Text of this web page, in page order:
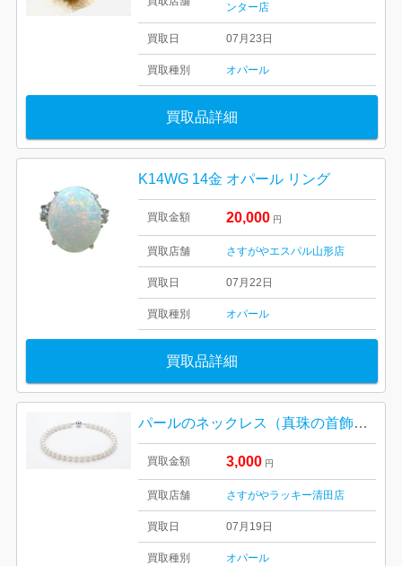
ンター店
買取日 07月23日
買取種別 オパール
買取品詳細
K14WG 14金 オパール リング
買取金額 20,000 円
買取店舗 さすがやエスパル山形店
買取日 07月22日
買取種別 オパール
買取品詳細
パールのネックレス（真珠の首飾り）
買取金額 3,000 円
買取店舗 さすがやラッキー清田店
買取日 07月19日
買取種別 オパール